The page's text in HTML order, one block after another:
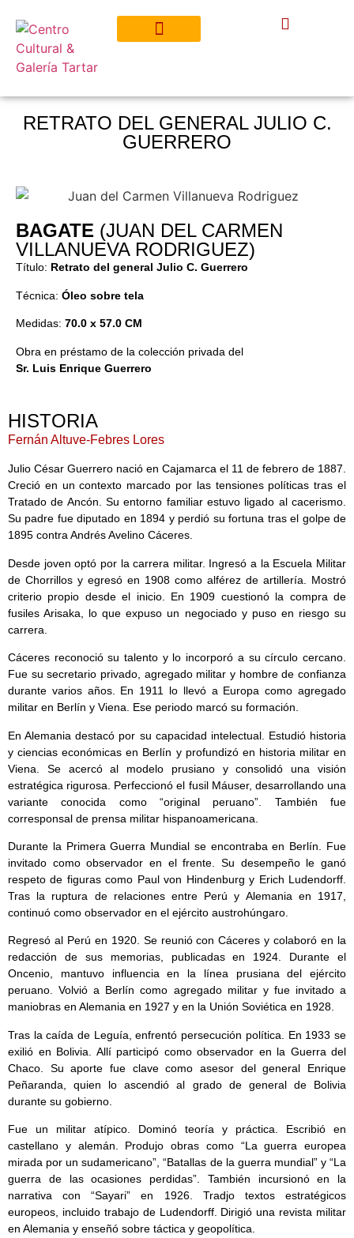
RETRATO DEL GENERAL JULIO C.
GUERRERO
BAGATE (JUAN DEL CARMEN
VILLANUEVA RODRIGUEZ)
Título: Retrato del general Julio C. Guerrero
Técnica: Óleo sobre tela
Medidas: 70.0 x 57.0 CM
Obra en préstamo de la colección privada del
Sr. Luis Enrique Guerrero
HISTORIA
Fernán Altuve-Febres Lores
Julio César Guerrero nació en Cajamarca el 11 de febrero de 1887.
Creció en un contexto marcado por las tensiones políticas tras el
Tratado de Ancón. Su entorno familiar estuvo ligado al cacerismo.
Su padre fue diputado en 1894 y perdió su fortuna tras el golpe de
1895 contra Andrés Avelino Cáceres.
Desde joven optó por la carrera militar. Ingresó a la Escuela Militar
de Chorrillos y egresó en 1908 como alférez de artillería. Mostró
criterio propio desde el inicio. En 1909 cuestionó la compra de
fusiles Arisaka, lo que expuso un negociado y puso en riesgo su
carrera.
Cáceres reconoció su talento y lo incorporó a su círculo cercano.
Fue su secretario privado, agregado militar y hombre de confianza
durante varios años. En 1911 lo llevó a Europa como agregado
militar en Berlín y Viena. Ese periodo marcó su formación.
En Alemania destacó por su capacidad intelectual. Estudió historia
y ciencias económicas en Berlín y profundizó en historia militar en
Viena. Se acercó al modelo prusiano y consolidó una visión
estratégica rigurosa. Perfeccionó el fusil Máuser, desarrollando una
variante conocida como “original peruano”. También fue
corresponsal de prensa militar hispanoamericana.
Durante la Primera Guerra Mundial se encontraba en Berlín. Fue
invitado como observador en el frente. Su desempeño le ganó
respeto de figuras como Paul von Hindenburg y Erich Ludendorff.
Tras la ruptura de relaciones entre Perú y Alemania en 1917,
continuó como observador en el ejército austrohúngaro.
Regresó al Perú en 1920. Se reunió con Cáceres y colaboró en la
redacción de sus memorias, publicadas en 1924. Durante el
Oncenio, mantuvo influencia en la línea prusiana del ejército
peruano. Volvió a Berlín como agregado militar y fue invitado a
maniobras en Alemania en 1927 y en la Unión Soviética en 1928.
Tras la caída de Leguía, enfrentó persecución política. En 1933 se
exilió en Bolivia. Allí participó como observador en la Guerra del
Chaco. Su aporte fue clave como asesor del general Enrique
Peñaranda, quien lo ascendió al grado de general de Bolivia
durante su gobierno.
Fue un militar atípico. Dominó teoría y práctica. Escribió en
castellano y alemán. Produjo obras como “La guerra europea
mirada por un sudamericano”, “Batallas de la guerra mundial” y “La
guerra de las ocasiones perdidas”. También incursionó en la
narrativa con “Sayari” en 1926. Tradjo textos estratégicos
europeos, incluido trabajo de Ludendorff. Dirigió una revista militar
en Alemania y enseñó sobre táctica y geopolítica.